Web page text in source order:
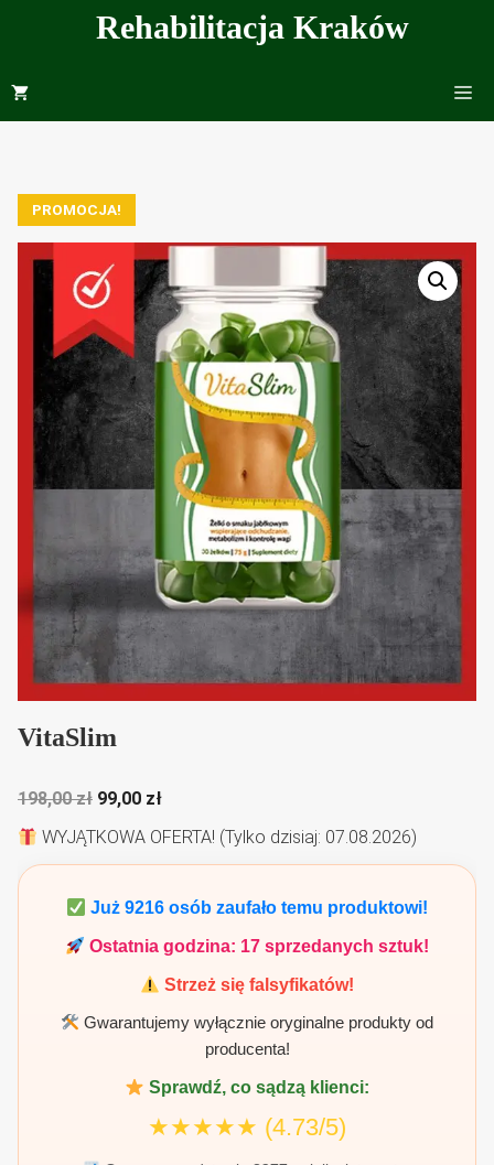
Rehabilitacja Kraków
PROMOCJA!
VitaSlim
198,00zł Pierwotna
cena
99,00 złAktualna
cena
wynosi:
WYJĄTKOWA OFERTA! (Tylko dzisiaj: 07.08.2026)
Już9216 osób zaufało temu produktowi!
Ostatnia godzina: 17 sprzedanych sztuk!
Strzeż się falsyfikatów!
Gwarantujemy wyłącznie oryginalne produkty od
producenta!
Sprawdź, co sądzą klienci:
★★★★★ (4.73/5)